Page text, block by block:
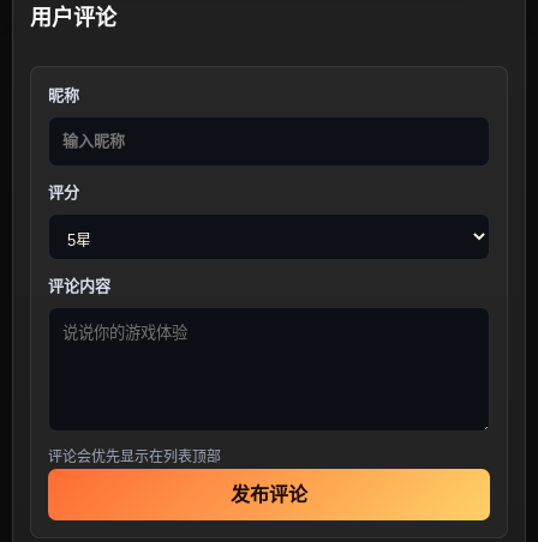
用户评论
昵称
评分
评论内容
评论会优先显示在列表顶部
发布评论